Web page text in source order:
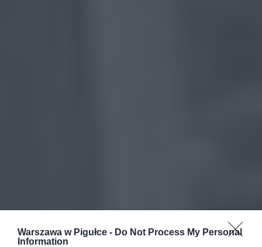
Warszawa w Pigułce - Do Not Process My Personal
Information